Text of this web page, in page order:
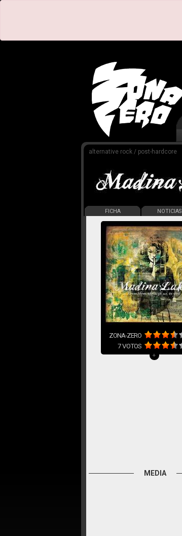
alternative rock / post-hardcore
FICHA NOTICIAS
ZONA-ZERO
7VOTOS
+
MEDIA